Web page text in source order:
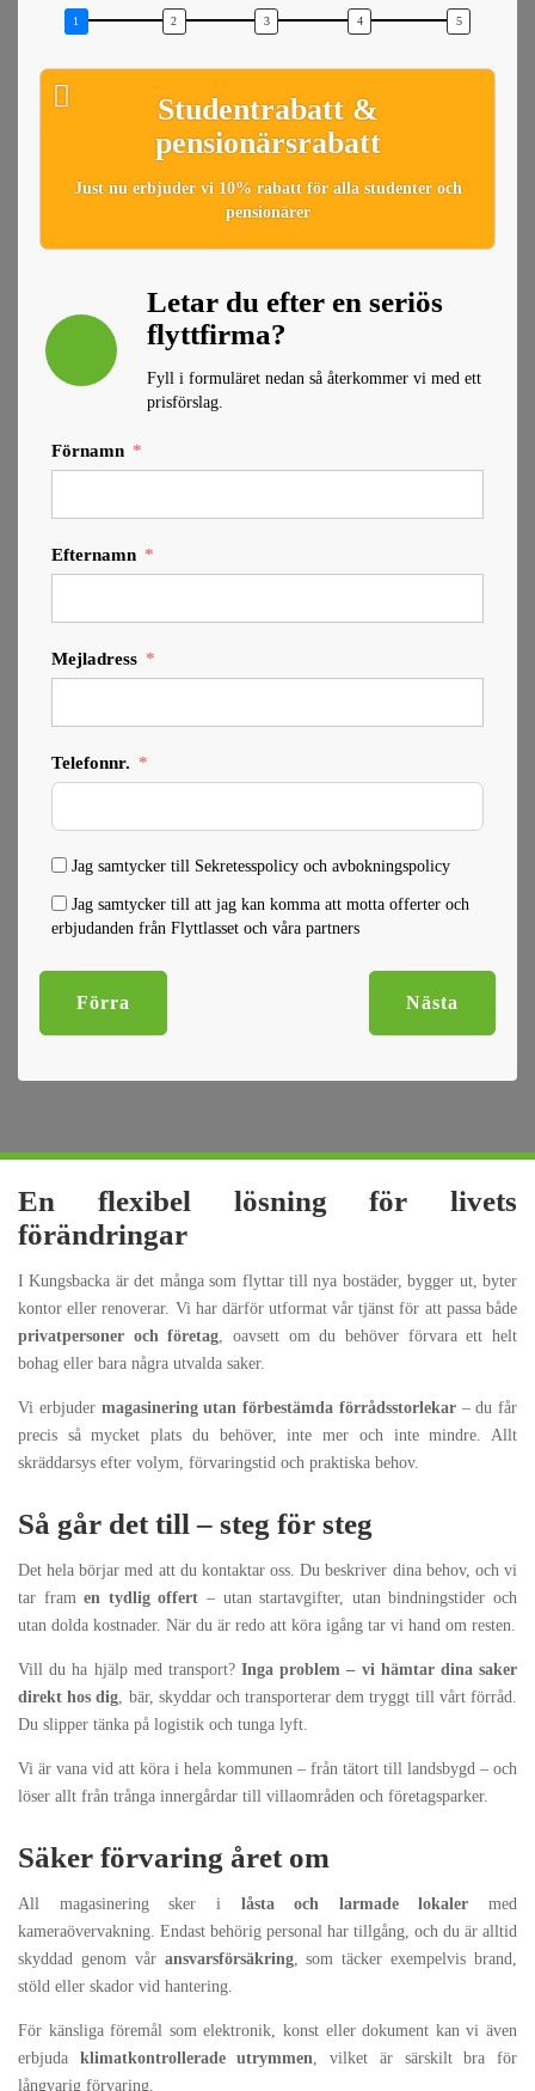
Studentrabatt &
pensionärsrabatt
Just nu erbjuder vi 10% rabatt för alla studenter och
pensionärer
Letar du efter en seriös
flyttfirma?
Fyll i formuläret nedan så återkommer vi med ett
prisförslag.
Förnamn
Efternamn
Mejladress
Telefonnr.
Jag samtycker till Sekretesspolicy och avbokningspolicy
Jag samtycker till att jag kan komma att motta offerter och
erbjudanden från Flyttlasset och våra partners
Förra Nästa
En flexibel lösning för livets
förändringar
I Kungsbacka är det många som flyttar till nya bostäder, bygger ut, byter
kontor eller renoverar. Vi har därför utformat vår tjänst för att passa både
privatpersoner och företag , oavsett om du behöver förvara ett helt
bohag eller bara några utvalda saker.
Vi erbjuder magasinering utan förbestämda förrådsstorlekar– du får
precis så mycket plats du behöver, inte mer och inte mindre. Allt
skräddarsys efter volym, förvaringstid och praktiska behov.
Så går det till – steg för steg
Det hela börjar med att du kontaktar oss. Du beskriver dina behov, och vi
tar framen tydlig offert – utan startavgifter, utan bindningstider och
utan dolda kostnader. När du är redo att köra igång tar vi hand om resten.
Vill du ha hjälp med transport? Inga problem – vi hämtar dina saker
direkt hos dig , bär, skyddar och transporterar dem tryggt till vårt förråd.
Du slipper tänka på logistik och tunga lyft.
Vi är vana vid att köra i hela kommunen – från tätort till landsbygd – och
löser allt från trånga innergårdar till villaområden och företagsparker.
Säker förvaring året om
All magasinering sker i låsta och larmade lokaler med
kameraövervakning. Endast behörig personal har tillgång, och du är alltid
skyddad genom vår ansvarsförsäkring, som täcker exempelvis brand,
stöld eller skador vid hantering.
För känsliga föremål som elektronik, konst eller dokument kan vi även
erbjuda klimatkontrollerade utrymmen , vilket är särskilt bra för
långvarig förvaring.